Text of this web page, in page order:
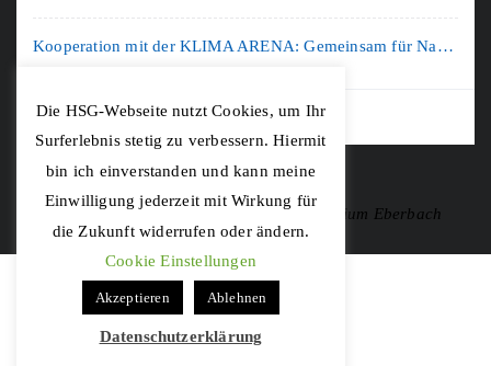
Kooperation mit der KLIMA ARENA: Gemeinsam für Nachhaltigkeit und Klimaschutz
Copyright © 2020 Hohenstaufen-Gymnasium Eberbach
Die HSG-Webseite nutzt Cookies, um Ihr
Surferlebnis stetig zu verbessern. Hiermit
bin ich einverstanden und kann meine
Einwilligung jederzeit mit Wirkung für
die Zukunft widerrufen oder ändern.
Cookie Einstellungen
Akzeptieren Ablehnen
Datenschutzerklärung